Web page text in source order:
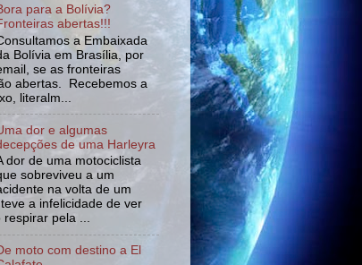
para a Bolívia?
abertas!!!
a Embaixada
Bolívia em Brasília, por
se as fronteiras
abertas. Recebemos a
literalm...
dor e algumas
de uma Harleyra
dor de uma motociclista
sobreviveu a um
na volta de um
a infelicidade de ver
respirar pela ...
moto com destino a El